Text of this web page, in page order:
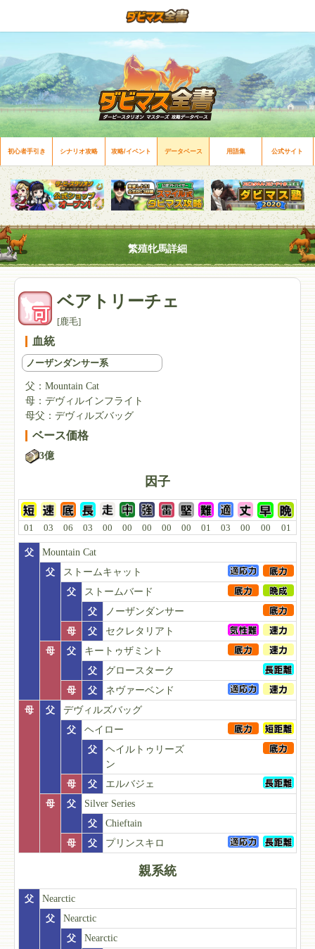
初心者手引き シナリオ攻略 攻略/イベント データベース 用語集 公式サイト
繁殖牝馬詳細
ベアトリーチェ
[鹿毛]
血統
ノーザンダンサー系
父： Mountain Cat
母： デヴィルインフライト
母父： デヴィルズバッグ
ベース価格
3億
因子
01 03 06 03 00 00 00 00 00 01 03 00 00 01
父
Mountain Cat
父
ストームキャット
父
ストームバード
父
ノーザンダンサー
母
父
セクレタリアト
母
父
キートゥザミント
父
グロースターク
母
父
ネヴァーベンド
母
父
デヴィルズバッグ
父
ヘイロー
父
ヘイルトゥリーズ
ン
母
父
エルバジェ
母
父
Silver Series
父
Chieftain
母
父 プリンスキロ
親系統
父
Nearctic
父
Nearctic
父
Nearctic